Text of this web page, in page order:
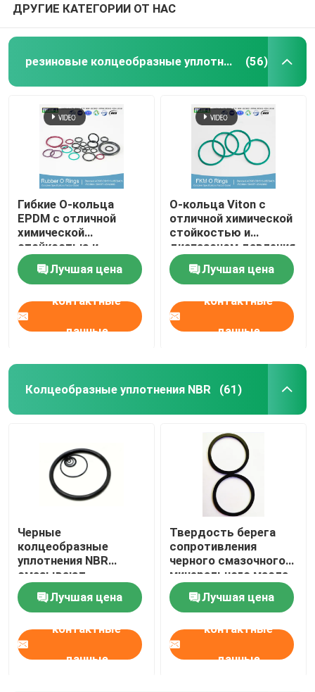
ДРУГИЕ КАТЕГОРИИ ОТ НАС
резиновые колцеобразные уплотнения (56)
Гибкие О-кольца
EPDM с отличной
химической
стойкостью и
хорошей
устойчивостью к УФ
Лучшая цена
контактные
данные
О-кольца Viton с
отличной химической
стойкостью и
диапазоном давления
в 000 ПСИ
Лучшая цена
контактные
данные
Колцеобразные уплотнения NBR (61)
Черные
колцеобразные
уплотнения NBR
смазывают
твердость берега
сопротивления 70 до
90 для компрессоров
газа
Лучшая цена
контактные
данные
Твердость берега
сопротивления
черного смазочного
минерального масла
70 до 90
колцеобразных
уплотнений NBR
компрессоров газа
Лучшая цена
контактные
данные